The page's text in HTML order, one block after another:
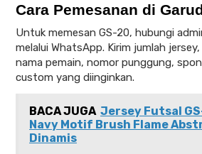
Cara Pemesanan di
Untuk memesan GS-20, hubungi
melalui WhatsApp. Kirim jumlah
nama pemain, nomor punggung,
custom yang diinginkan.
BACA JUGA Jersey Futsal
Navy Motif Brush Flame
Dinamis